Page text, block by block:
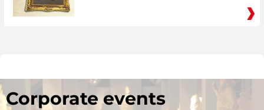
Corporate events